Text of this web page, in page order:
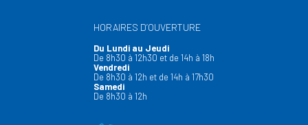
HORAIRES D’OUVERTURE
Du Lundi au Jeudi
De 8h30 à 12h30 et de 14h à 18h
Vendredi
De 8h30 à 12h et de 14h à 17h30
Samedi
De 8h30 à 12h